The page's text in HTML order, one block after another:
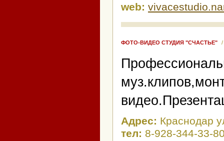
web:
ФОТО-ВИДЕО СТУДИЯ "СЧАСТЬЕ" /
Адрес: Краснодар
тел: 8-928-344-33-